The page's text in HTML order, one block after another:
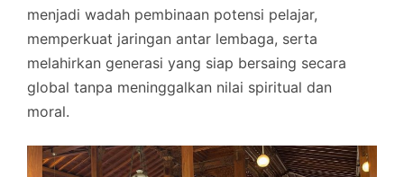
menjadi wadah pembinaan potensi pelajar,
memperkuat jaringan antar lembaga, serta
melahirkan generasi yang siap bersaing secara
global tanpa meninggalkan nilai spiritual dan
moral.